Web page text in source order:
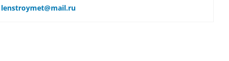
lenstroymet@mail.ru